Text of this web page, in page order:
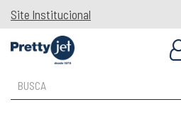
Site Institucional